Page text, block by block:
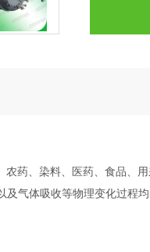
农药、染料、医药、食品、
气体吸收等物理变化过